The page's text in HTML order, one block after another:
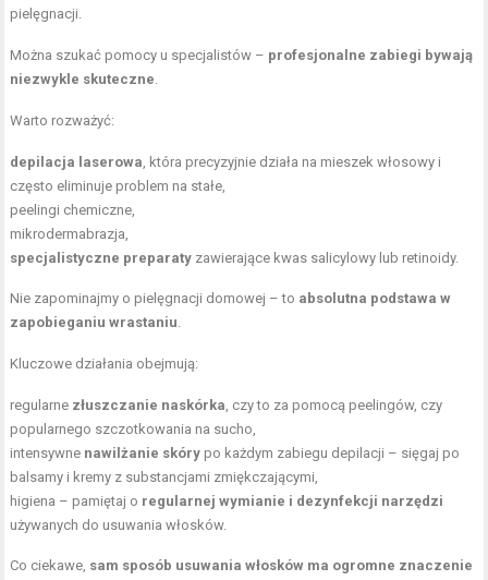
pielęgnacji.
Można szukać pomocy u specjalistów – profesjonalne zabiegi bywają
niezwykle skuteczne.
Warto rozważyć:
depilacja laserowa, która precyzyjnie działa na mieszek włosowy i
często eliminuje problem na stałe,
peelingi chemiczne,
mikrodermabrazja,
specjalistyczne preparaty zawierające kwas salicylowy lub retinoidy.
Nie zapominajmy o pielęgnacji domowej – to absolutna podstawa w
zapobieganiu wrastaniu.
Kluczowe działania obejmują:
regularne złuszczanie naskórka, czy to za pomocą peelingów, czy
popularnego szczotkowania na sucho,
intensywne nawilżanie skóry po każdym zabiegu depilacji – sięgaj po
balsamy i kremy z substancjami zmiękczającymi,
higiena – pamiętaj o regularnej wymianie i dezynfekcji narzędzi
używanych do usuwania włosków.
Co ciekawe, sam sposób usuwania włosków ma ogromne znaczenie